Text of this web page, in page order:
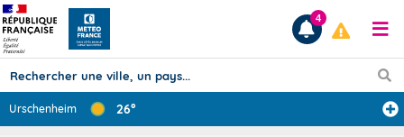
Prévisions
4
Urschenheim 26°